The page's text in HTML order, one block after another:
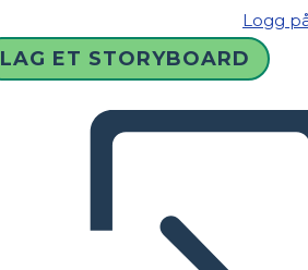
Logg
LAG ET STORYBOARD